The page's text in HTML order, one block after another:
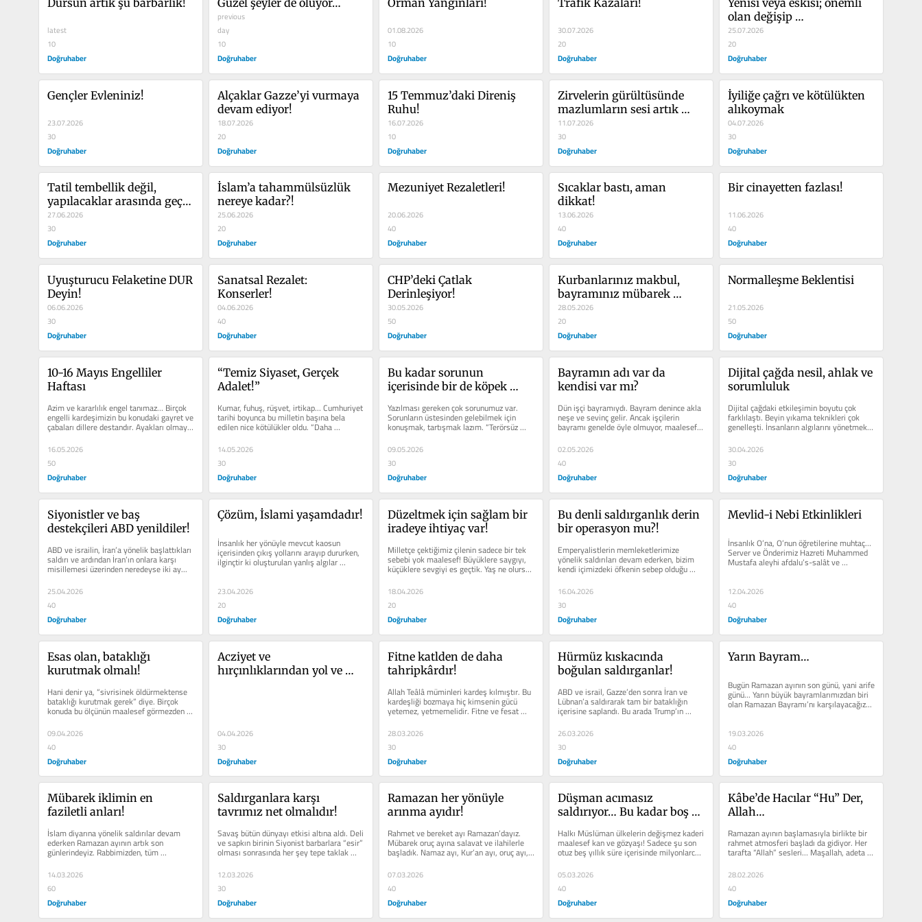
latest
10
Doğruhaber
previous
day
10
Doğruhaber
01.08.2026
10
Doğruhaber
30.07.2026
20
Doğruhaber
olan değişip
değişmedikleridir!
25.07.2026
20
Doğruhaber
Gençler Evleniniz!
23.07.2026
30
Doğruhaber
Alçaklar Gazze’yi vurmaya
devam ediyor!
18.07.2026
20
Doğruhaber
15 Temmuz’daki Direniş
Ruhu!
16.07.2026
10
Doğruhaber
Zirvelerin gürültüsünde
mazlumların sesi artık
duyulmuyor!
11.07.2026
30
Doğruhaber
İyiliğe çağrı ve kötülükten
alıkoymak
04.07.2026
30
Doğruhaber
Tatil tembellik değil,
yapılacaklar arasında geçiş
yapmaktır!
27.06.2026
30
Doğruhaber
İslam’a tahammülsüzlük
nereye kadar?!
25.06.2026
20
Doğruhaber
Mezuniyet Rezaletleri!
20.06.2026
40
Doğruhaber
Sıcaklar bastı, aman
dikkat!
13.06.2026
40
Doğruhaber
Bir cinayetten fazlası!
11.06.2026
40
Doğruhaber
Uyuşturucu Felaketine DUR
Deyin!
06.06.2026
30
Doğruhaber
Sanatsal Rezalet:
Konserler!
04.06.2026
40
Doğruhaber
CHP’deki Çatlak
Derinleşiyor!
30.05.2026
50
Doğruhaber
Kurbanlarınız makbul,
bayramınız mübarek
olsun!
28.05.2026
20
Doğruhaber
Normalleşme Beklentisi
21.05.2026
50
Doğruhaber
10-16 Mayıs Engelliler
Haftası
Azim ve kararlılık engel tanımaz… Birçok
engelli kardeşimizin bu konudaki gayret ve
çabaları dillere destandır. Ayakları olmayıp
da vakit...
16.05.2026
50
Doğruhaber
“Temiz Siyaset, Gerçek
Adalet!”
Kumar, fuhuş, rüşvet, irtikap… Cumhuriyet
tarihi boyunca bu milletin başına bela
edilen nice kötülükler oldu. “Daha
14.05.2026
30
Doğruhaber
Bu kadar sorunun
içerisinde bir de köpek
Yazılması gereken çok sorunumuz var.
Sorunların üstesinden gelebilmek için
konuşmak, tartışmak lazım. “Terörsüz
Türkiye” süreci...
09.05.2026
30
Doğruhaber
Bayramın adı var da
kendisi var mı?
Dün işçi bayramıydı. Bayram denince akla
neşe ve sevinç gelir. Ancak işçilerin
bayramı genelde öyle olmuyor, maalesef.
TÜRK-İŞ’in...
02.05.2026
40
Doğruhaber
Dijital çağda nesil, ahlak ve
sorumluluk
Dijital çağdaki etkileşimin boyutu çok
farklılaştı. Beyin yıkama teknikleri çok
genelleşti. İnsanların algılarını yönetmek
çok...
30.04.2026
30
Doğruhaber
Siyonistler ve baş
destekçileri ABD yenildiler!
ABD ve israilin, İran’a yönelik başlattıkları
saldırı ve ardından İran’ın onlara karşı
misillemesi üzerinden neredeyse iki ay...
25.04.2026
40
Doğruhaber
Çözüm, İslami yaşamdadır!
İnsanlık her yönüyle mevcut kaosun
içerisinden çıkış yollarını arayıp dururken,
ilginçtir ki oluşturulan yanlış algılar
yüzünden...
23.04.2026
20
Doğruhaber
Düzeltmek için sağlam bir
iradeye ihtiyaç var!
Milletçe çektiğimiz çilenin sadece bir tek
sebebi yok maalesef! Büyüklere saygıyı,
küçüklere sevgiyi es geçtik. Yaş ne olursa
olsun...
18.04.2026
20
Doğruhaber
Bu denli saldırganlık derin
bir operasyon mu?!
Emperyalistlerin memleketlerimize
yönelik saldırıları devam ederken, bizim
kendi içimizdeki öfkenin sebep olduğu
olaylar ve saldırılar da...
16.04.2026
30
Doğruhaber
Mevlid-i Nebi Etkinlikleri
İnsanlık O’na, O’nun öğretilerine muhtaç…
Server ve Önderimiz Hazreti Muhammed
Mustafa aleyhi afdalu’s-salât ve
ekmelü’s-selâmın...
12.04.2026
40
Doğruhaber
Esas olan, bataklığı
kurutmak olmalı!
Hani denir ya, “sivrisinek öldürmektense
bataklığı kurutmak gerek” diye. Birçok
konuda bu ölçünün maalesef görmezden
gelindiğinin...
09.04.2026
40
Doğruhaber
Acziyet ve
hırçınlıklarından yol ve
04.04.2026
30
Doğruhaber
Fitne katlden de daha
tahripkârdır!
Allah Teâlâ müminleri kardeş kılmıştır. Bu
kardeşliği bozmaya hiç kimsenin gücü
yetemez, yetmemelidir. Fitne ve fesat
peşinde olanların...
28.03.2026
30
Doğruhaber
Hürmüz kıskacında
boğulan saldırganlar!
ABD ve israil, Gazze’den sonra İran ve
Lübnan’a saldırarak tam bir bataklığın
içerisine saplandı. Bu arada Trump’ın
çelişkili...
26.03.2026
30
Doğruhaber
Yarın Bayram…
Bugün Ramazan ayının son günü, yani arife
günü... Yarın büyük bayramlarımızdan biri
olan Ramazan Bayramı’nı karşılayacağız...
19.03.2026
40
Doğruhaber
Mübarek iklimin en
faziletli anları!
İslam diyarına yönelik saldırılar devam
ederken Ramazan ayının artık son
günlerindeyiz. Rabbimizden, tüm
kötülüklerden kurtuluşun...
14.03.2026
60
Doğruhaber
Saldırganlara karşı
tavrımız net olmalıdır!
Savaş bütün dünyayı etkisi altına aldı. Deli
ve sapkın birinin Siyonist barbarlara “esir”
olması sonrasında her şey tepe taklak
12.03.2026
30
Doğruhaber
Ramazan her yönüyle
arınma ayıdır!
Rahmet ve bereket ayı Ramazan’dayız.
Mübarek oruç ayına salavat ve ilahilerle
başladık. Namaz ayı, Kur’an ayı, oruç ayı,
infak ve...
07.03.2026
40
Doğruhaber
Düşman acımasız
saldırıyor… Bu kadar boş
ediliyor?!
Halkı Müslüman ülkelerin değişmez kaderi
maalesef kan ve gözyaşı! Sadece şu son
otuz beş yıllık süre içerisinde milyonlarca
insanın...
05.03.2026
40
Doğruhaber
Kâbe’de Hacılar “Hu” Der,
Allah…
Ramazan ayının başlamasıyla birlikte bir
rahmet atmosferi başladı da gidiyor. Her
tarafta “Allah” sesleri… Maşallah, adeta
28.02.2026
40
Doğruhaber